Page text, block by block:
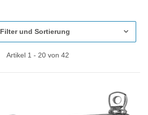
Filter und Sortierung
Artikel 1 - 20 von 42